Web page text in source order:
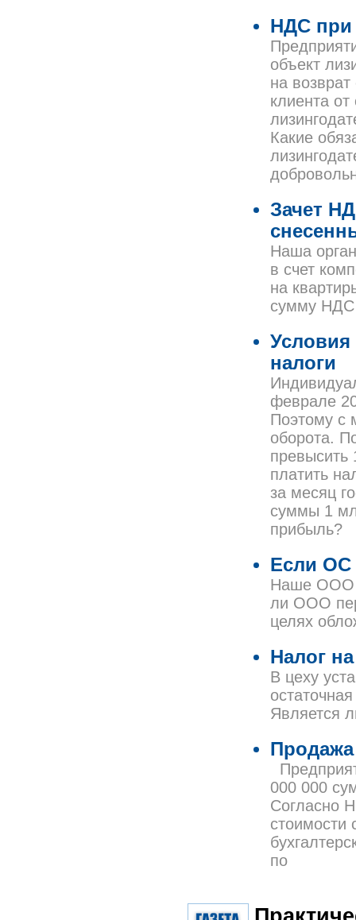
НДС при
объект
на
клиента
Какие
Зачет
Наша
в счет
на
сумму НДС
налоги
феврале
Поэтому с
оборота.
платить
за месяц
суммы 1
прибыль?
Если ОС
Наше ООО
ли ООО
целях
Налог
В цеху
Является
000 000
Согласно
стоимости
по